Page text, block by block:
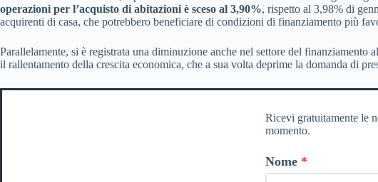
operazioni per l’acquisto di abitazioni è sceso al 3,90%, rispetto al 3,98% di
acquirenti di casa, che potrebbero beneficiare di condizioni di finanziamento più
Parallelamente, si è registrata una diminuzione anche nel settore del finanziamento
il rallentamento della crescita economica, che a sua volta deprime la domanda di
Ricevi gratuitamente le
momento.
Nome